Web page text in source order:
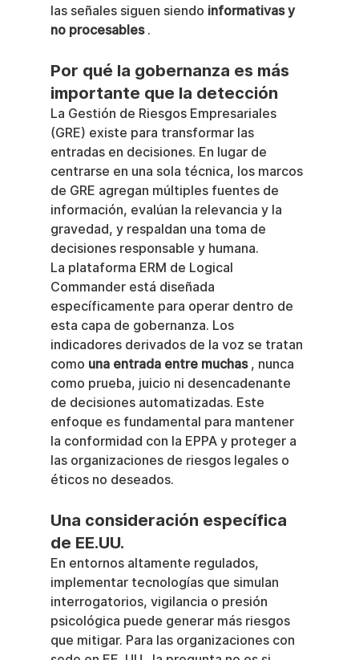
las señales siguen siendo informativas y
no procesables .
Por qué la gobernanza es más
importante que la detección
La Gestión de Riesgos Empresariales
(GRE) existe para transformar las
entradas en decisiones. En lugar de
centrarse en una sola técnica, los marcos
de GRE agregan múltiples fuentes de
información, evalúan la relevancia y la
gravedad, y respaldan una toma de
decisiones responsable y humana.
La plataforma ERM de Logical
Commander está diseñada
específicamente para operar dentro de
esta capa de gobernanza. Los
indicadores derivados de la voz se tratan
como una entrada entre muchas , nunca
como prueba, juicio ni desencadenante
de decisiones automatizadas. Este
enfoque es fundamental para mantener
la conformidad con la EPPA y proteger a
las organizaciones de riesgos legales o
éticos no deseados.
Una consideración específica
de EE.UU.
En entornos altamente regulados,
implementar tecnologías que simulan
interrogatorios, vigilancia o presión
psicológica puede generar más riesgos
que mitigar. Para las organizaciones con